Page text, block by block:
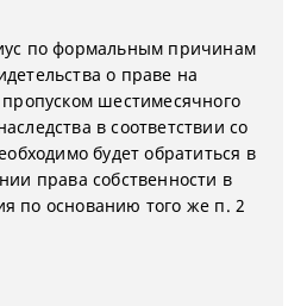
по формальным причинам
о праве на
пропуском шестимесячного
в соответствии со
будет обратиться в
права собственности в
по основанию того же п. 2